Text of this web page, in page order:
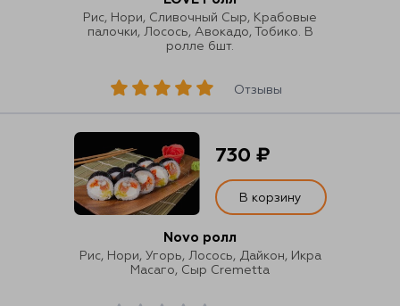
Отзывы
Рис, Нори, Сливочный Сыр, Крабовые
палочки, Лосось, Авокадо, Тобико. В
ролле 6шт.
Novo ролл
Рис, Нори, Угорь, Лосось, Дайкон, Икра
Масаго, Сыр Cremetta
730 ₽
В корзину